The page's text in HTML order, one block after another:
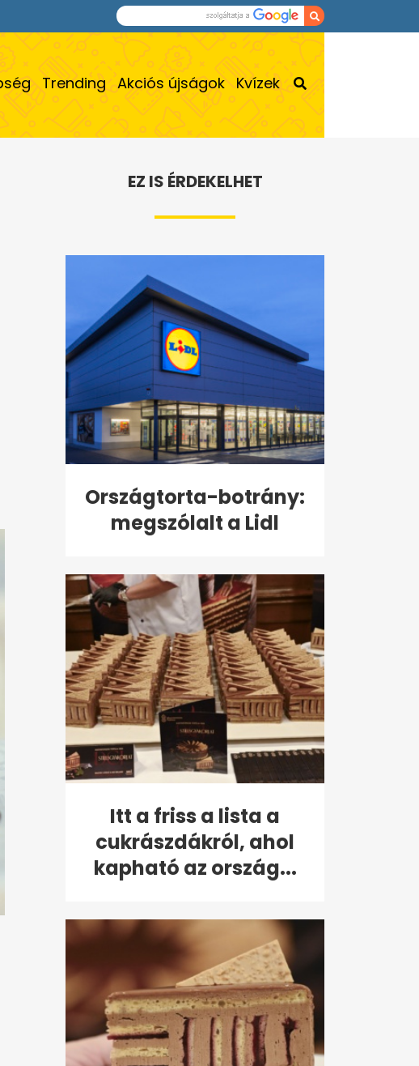
Trending Akciós újságok Kvízek
EZ IS ÉRDEKELHET
Országtorta-botrány:
megszólalt a Lidl
Itt a friss a lista a
cukrászdákról, ahol
kapható az ország...